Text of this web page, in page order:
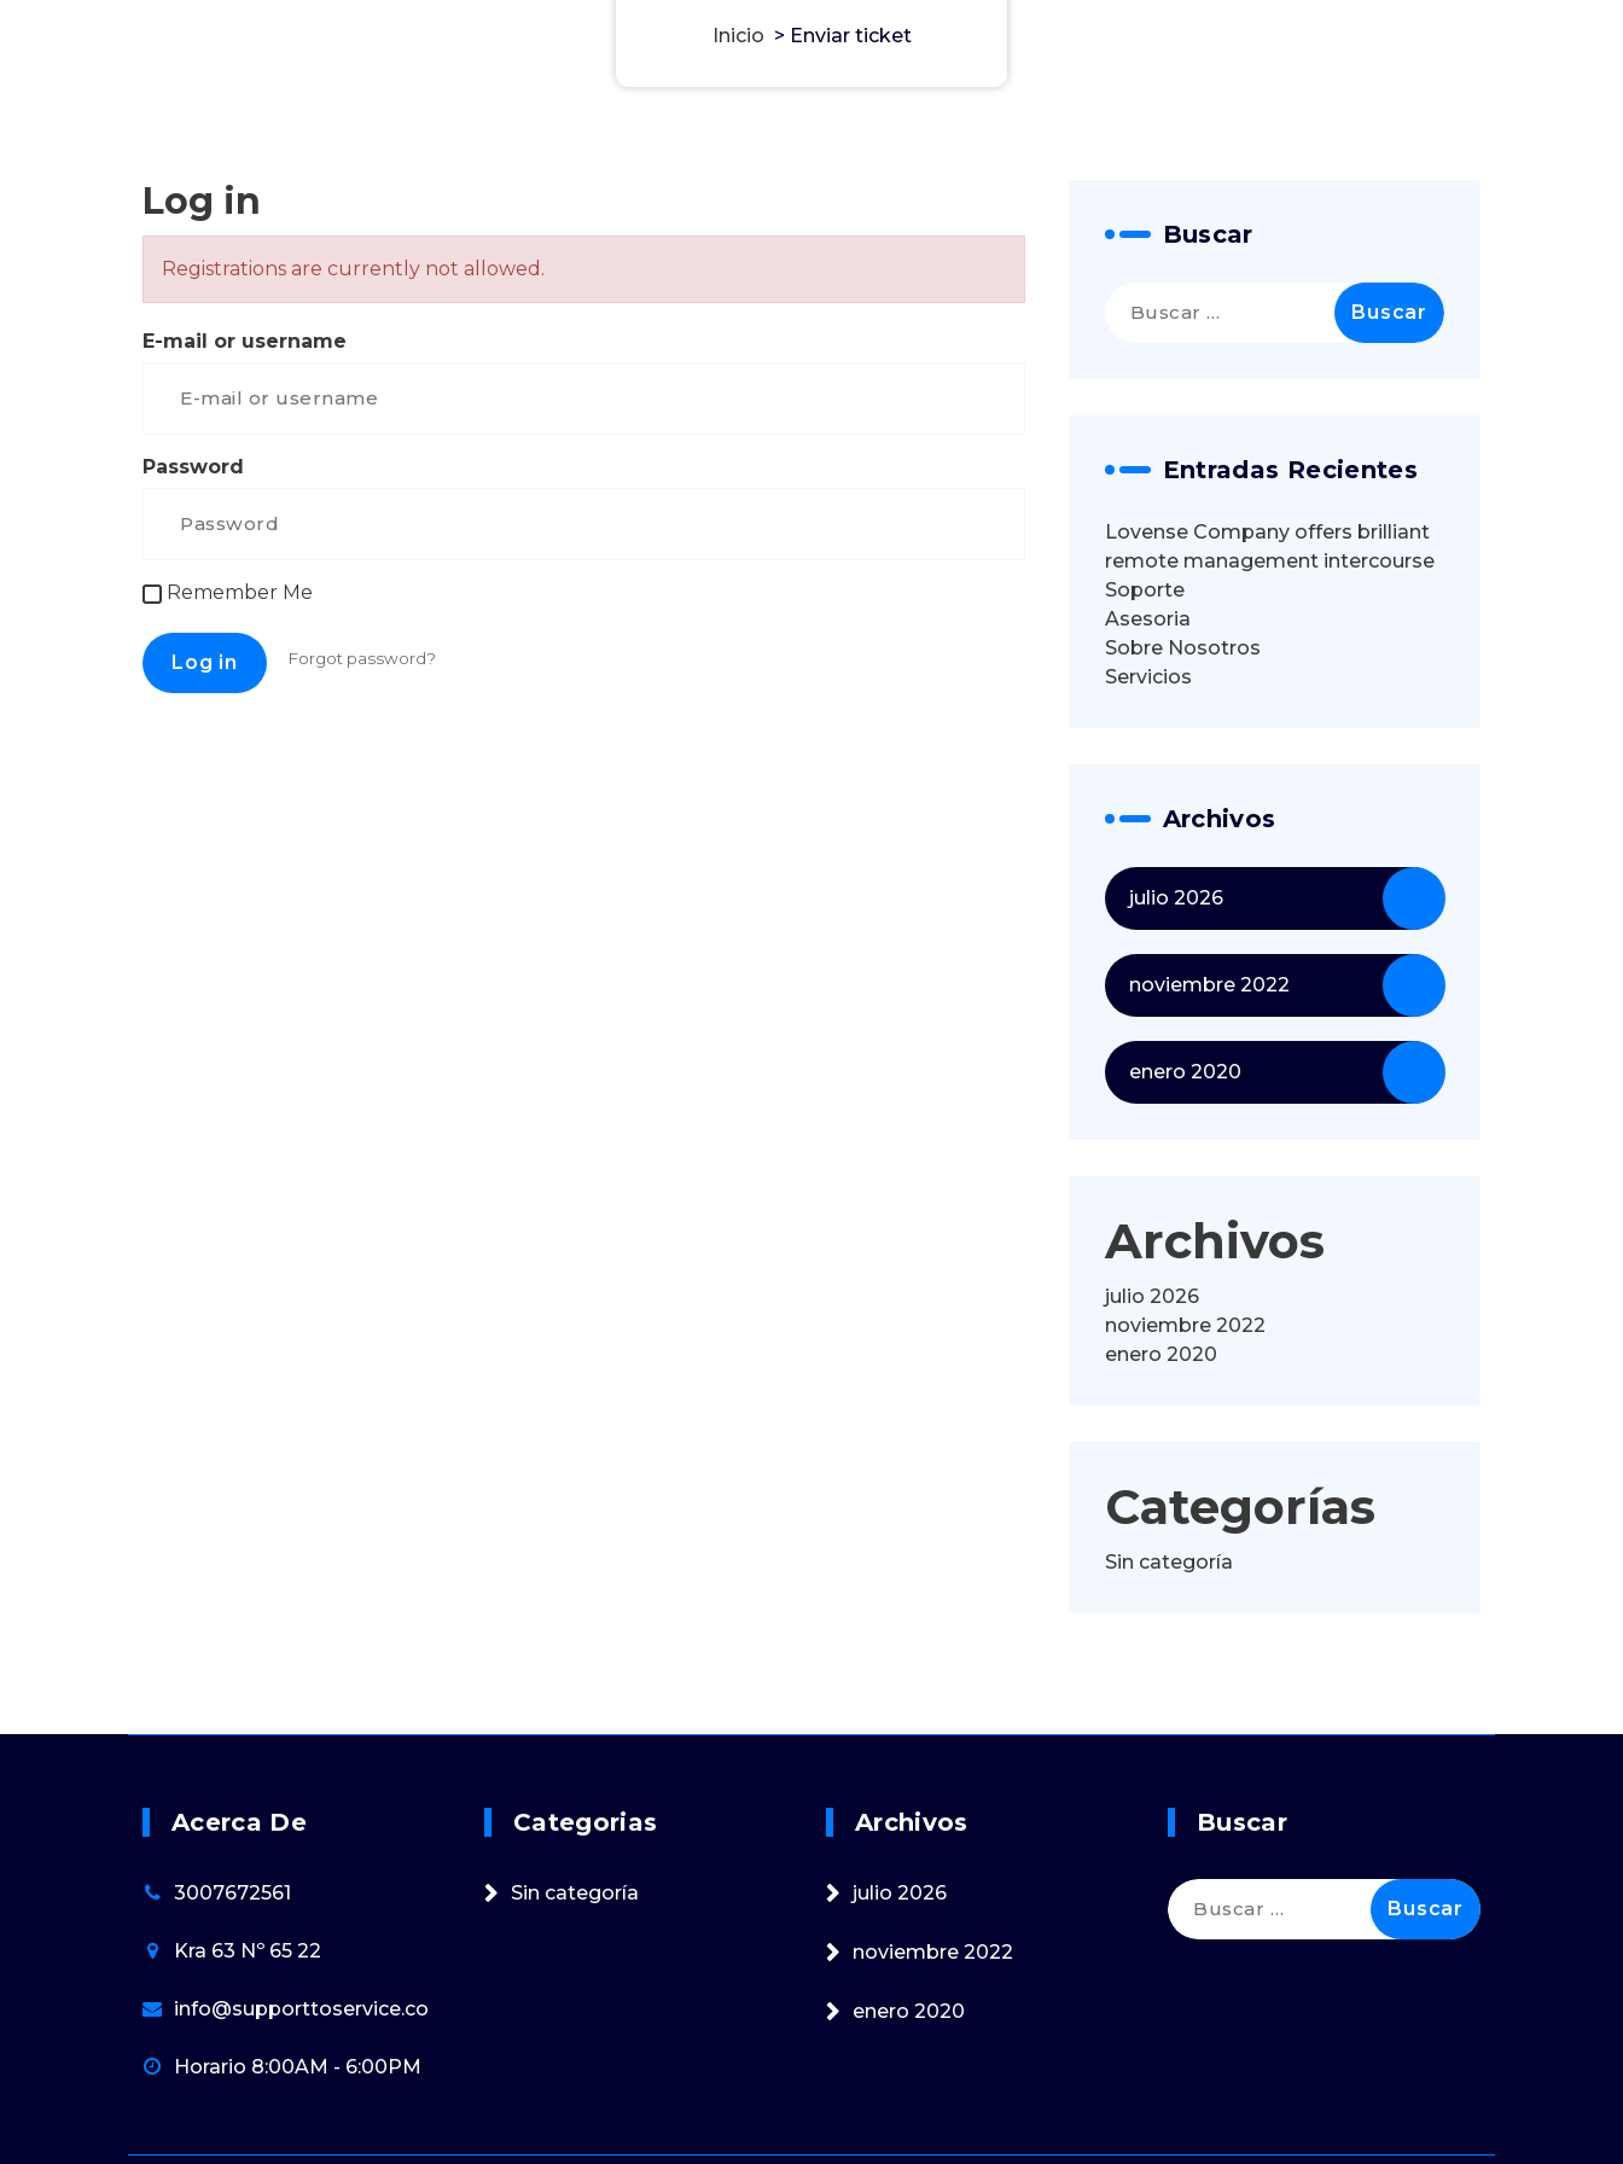
Inicio > Enviar ticket
Log in
Registrations are currently not allowed.
E-mail or username
Password
Remember Me
Log in Forgot password?
Buscar
Entradas Recientes
Lovense Company offers brilliant
remote management intercourse
Soporte
Asesoria
Sobre Nosotros
Servicios
Archivos
julio 2026
noviembre 2022
enero 2020
Archivos
julio 2026
noviembre 2022
enero 2020
Categorías
Sin categoría
Acerca De
3007672561
Kra 63 Nº 65 22
info@supporttoservice.co
Horario 8:00AM - 6:00PM
Categorias
Sin categoría
Archivos
julio 2026
noviembre 2022
enero 2020
Buscar
Buscar: